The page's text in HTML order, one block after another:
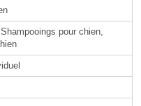
pour chien,